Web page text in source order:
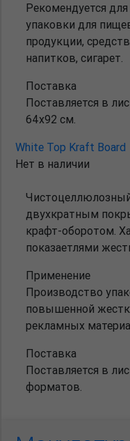
Рекомендуется
упаковки для
продукции,
напитков, сигарет.
Поставка
Поставляется в
64х92 см.
White Top Kraft Board
Нет в наличии
двухкратным
крафт-оборотом.
показаетлями
Применение
Производство
повышенной
рекламных
Поставка
Поставляется в
форматов.